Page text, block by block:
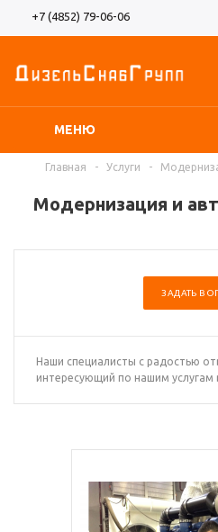
+7 (4852) 79-06-06
МЕНЮ
Главная - Услуги -
Модернизация и
ЗАДАТЬ
Наши специалисты с радостью
интересующий по нашим услугам